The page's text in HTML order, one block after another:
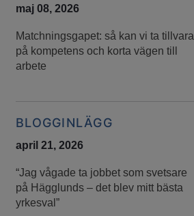
maj 08, 2026
Matchningsgapet: så kan vi ta tillvara
på kompetens och korta vägen till
arbete
BLOGGINLÄGG
april 21, 2026
“Jag vågade ta jobbet som svetsare
på Hägglunds – det blev mitt bästa
yrkesval”